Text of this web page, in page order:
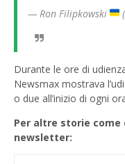
— Ron Filipkowski
Durante le ore di
Newsmax mostrava
o due all’inizio di ogni
Per altre storie
newsletter: